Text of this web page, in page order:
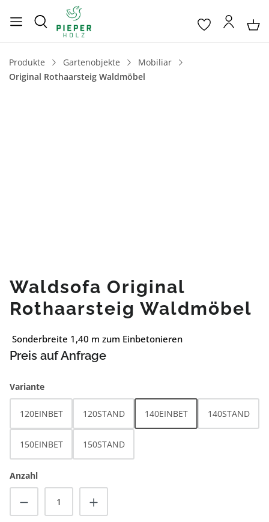
Produkte Gartenobjekte
Mobiliar
Original Rothaarsteig Waldmöbel
Waldsofa Original
Rothaarsteig Waldmöbel
Sonderbreite 1,40 m zum Einbetonieren
Preis auf Anfrage
Varianteauswählen
120EINBET 120STAND 140EINBET 140STAND
150EINBET 150STAND
Anzahl
Produkt Anzahl: Gib den gewünschten